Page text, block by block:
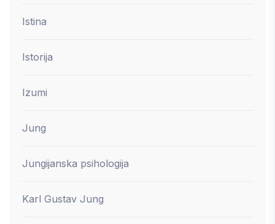
Istina
Istorija
Izumi
Jung
Jungijanska psihologija
Karl Gustav Jung